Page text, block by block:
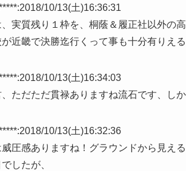
:2018/10/13(土)16:36:31
、実質残り１枠を、桐蔭＆履正社以外の
が近畿で決勝迄行くって事も十分有りえ
:2018/10/13(土)16:34:03
ただただ貫禄ありますね流石です、し
:2018/10/13(土)16:32:36
威圧感ありますね！グラウンドから見え
したが、